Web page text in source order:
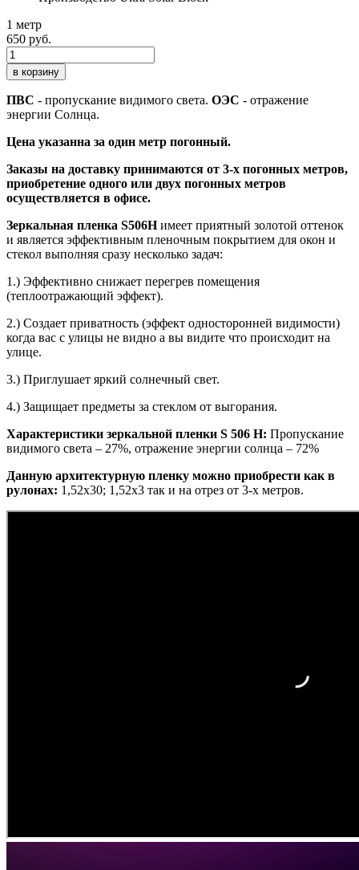
1 метр
650 руб.
в корзину
ПВС - пропускание видимого света. ОЭС - отражение
энергии Солнца.
Цена указанна за один метр погонный.
Заказы на доставку принимаются от 3-х погонных метров,
приобретение одного или двух погонных метров
осуществляется в офисе.
Зеркальная пленка S506Hимеет приятный золотой оттенок
и является эффективным пленочным покрытием для окон и
стекол выполняя сразу несколько задач:
1.) Эффективно снижает перегрев помещения
(теплоотражающий эффект).
2.) Создает приватность (эффект односторонней видимости)
когда вас с улицы не видно а вы видите что происходит на
улице.
3.) Приглушает яркий солнечный свет.
4.) Защищает предметы за стеклом от выгорания.
Характеристики зеркальной пленки S 506 H: Пропускание
видимого света – 27%, отражение энергии солнца – 72%
Данную архитектурную пленку можно приобрести как в
рулонах: 1,52х30; 1,52х3 так и на отрез от 3-х метров.